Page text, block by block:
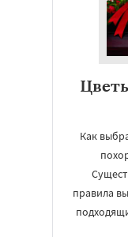
Как
правила